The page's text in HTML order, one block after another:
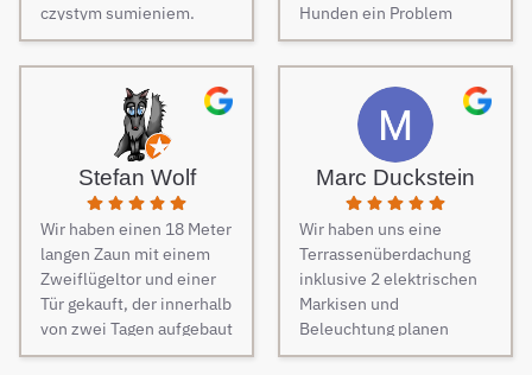
czystym sumieniem.
Hunden ein Problem
darstellt. Daher musste
dringend und schnell ein
Zaun her. Auf Empfehlung
von Freunden haben wir
unseren Zaun bei Berg
Zäune beauftragt und es
keine Sekunde bereut.
Dieser Tipp war wirklich
Gold wert! Von Angebot
bis zur Fertigstellung des
Zauns, verlief alles
absolut reibungslos. Alle
Fragen wurden im
Vorfeld schnell
Stefan Wolf
Wir haben einen 18 Meter
langen Zaun mit einem
Zweiflügeltor und einer
Tür gekauft, der innerhalb
von zwei Tagen aufgebaut
wurde. Am dritten Tag
Marc Duckstein
Wir haben uns eine
Terrassenüberdachung
inklusive 2 elektrischen
Markisen und
Beleuchtung planen
lassen. Es war vom